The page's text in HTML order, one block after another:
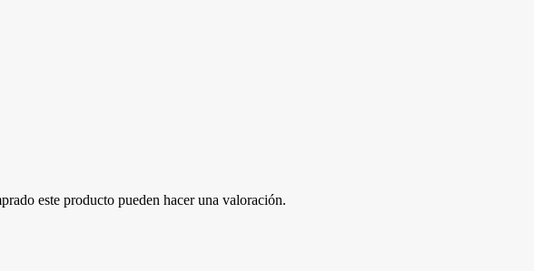
este producto pueden hacer una valoración.